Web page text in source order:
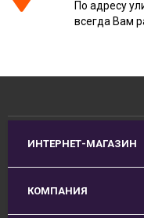
По адресу
всегда Вам
ИНТЕРНЕТ-МАГАЗИН
КОМПАНИЯ